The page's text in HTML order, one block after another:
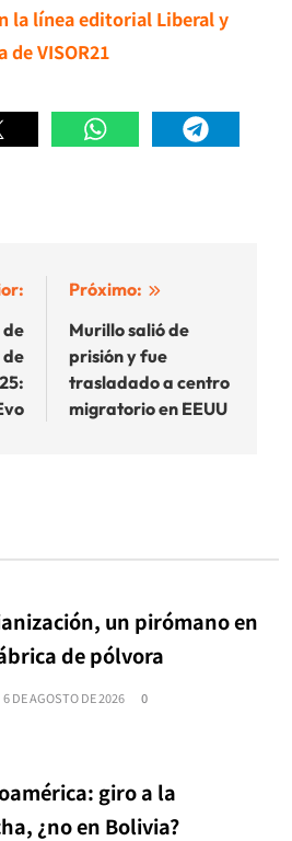
la línea editorial Liberal y
de VISOR21
de
de
Próximo:
Murillo salió de
prisión y fue
trasladado a centro
migratorio en EEUU
un pirómano en
de pólvora
6 DE AGOSTO DE 2026 0
giro a la
¿no en Bolivia?